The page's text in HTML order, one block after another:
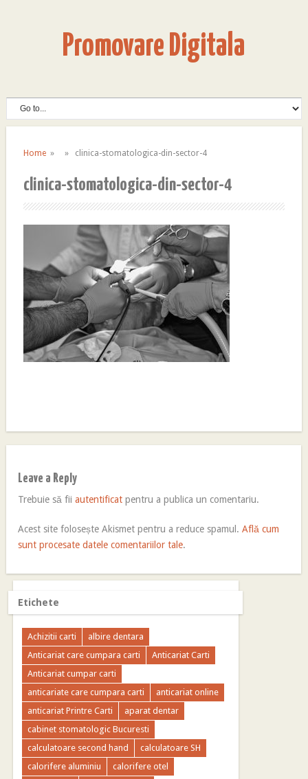
Promovare Digitala
Home» » clinica-stomatologica-din-sector-4
clinica-stomatologica-din-sector-4
Leave a Reply
Trebuie să fiiautentificat pentru a publica un comentariu.
Acest site folosește Akismet pentru a reduce spamul.Află cum
sunt procesate datele comentariilor tale.
Etichete
Achizitii carti
albire dentara
Anticariat care cumpara carti
Anticariat Carti
Anticariat cumpar carti
anticariate care cumpara carti
anticariat online
anticariat Printre Carti
aparat dentar
cabinet stomatologic Bucuresti
calculatoare second hand
calculatoare SH
calorifere aluminiu
calorifere otel